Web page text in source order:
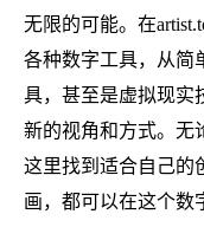
无限的可能。在
各种数字工具，从简
具，甚至是虚拟现实
新的视角和方式。无
这里找到适合自己的
画，都可以在这个数